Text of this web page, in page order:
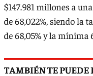
$147.981 millones a
de 68,022%, siendo la
de 68,05% y la mínima
TAMBIÉN TE PUEDE